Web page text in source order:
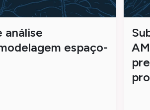
análise
espaço-